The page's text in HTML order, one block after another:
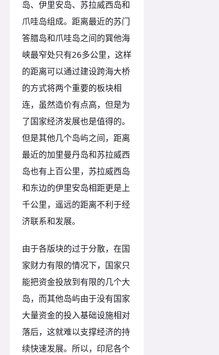
岛、伊里安岛、苏拉威西岛和
爪哇岛组成。距离最近的苏门
答腊岛和爪哇岛之间的巽他海
峡最窄处只有26多公里，这样
的距离可以通过建设跨海大桥
的方式将两个重要的板块相
连，虽然造价有点高，但是为
了国家经济发展也是值得的。
但是其他几个岛屿之间，距离
最近的加里曼丹岛和苏拉威西
岛也有上百公里，苏拉威西岛
和东边的伊里安岛相距更是上
千公里，遥远的距离不利于经
济联系和发展。
由于各版块的过于分散，在国
家财力有限的情况下，国家只
能把资金投放到有限的几个大
岛，而其他岛屿由于没有国家
大量资金的投入基础设施相对
落后，这就难以支撑经济的持
续快速发展。所以，印尼各个